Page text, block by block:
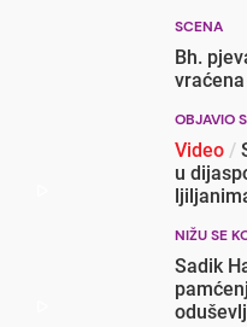
SCENA
Bh.
OBJAVIO
Video /
u
NIŽU SE
Sadik